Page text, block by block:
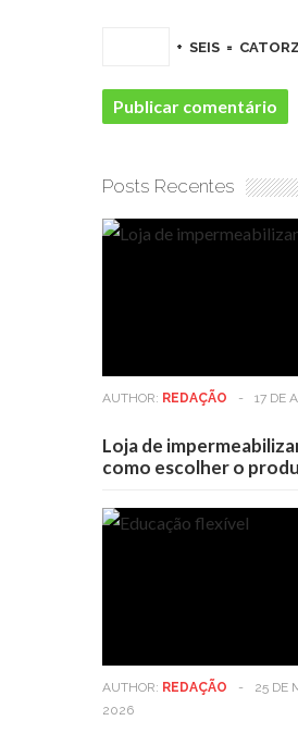
+ SEIS =
Posts Recentes
AUTHOR: REDAÇÃO - 17 DE
Loja de
como escolher o
AUTHOR: REDAÇÃO -
25 DE
2026